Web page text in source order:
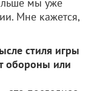
Мне кажется,
стиля игры
обороны или